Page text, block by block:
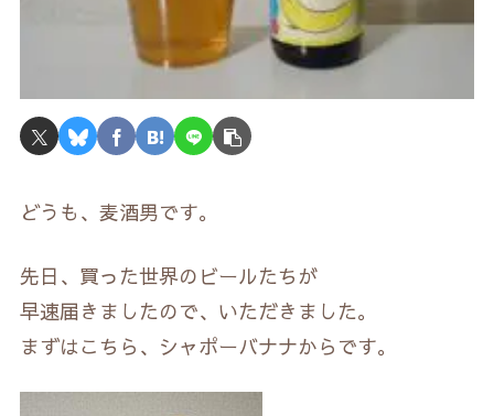
どうも、麦酒男です。
先日、買った世界のビールたちが
早速届きましたので、いただきました。
まずはこちら、シャポーバナナからです。